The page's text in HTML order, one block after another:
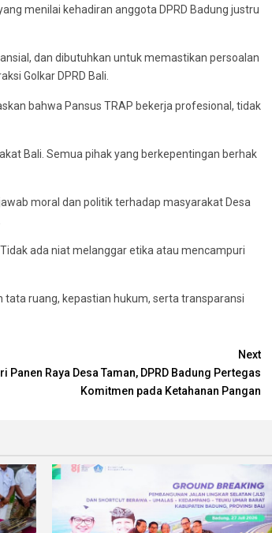
menilai kehadiran anggota DPRD Badung justru
dan dibutuhkan untuk memastikan persoalan
Golkar DPRD Bali.
bahwa Pansus TRAP bekerja profesional, tidak
Bali. Semua pihak yang berkepentingan berhak
moral dan politik terhadap masyarakat Desa
ada niat melanggar etika atau mencampuri
tata ruang, kepastian hukum, serta transparansi
Next
Panen Raya Desa Taman, DPRD Badung Pertegas
Komitmen pada Ketahanan Pangan